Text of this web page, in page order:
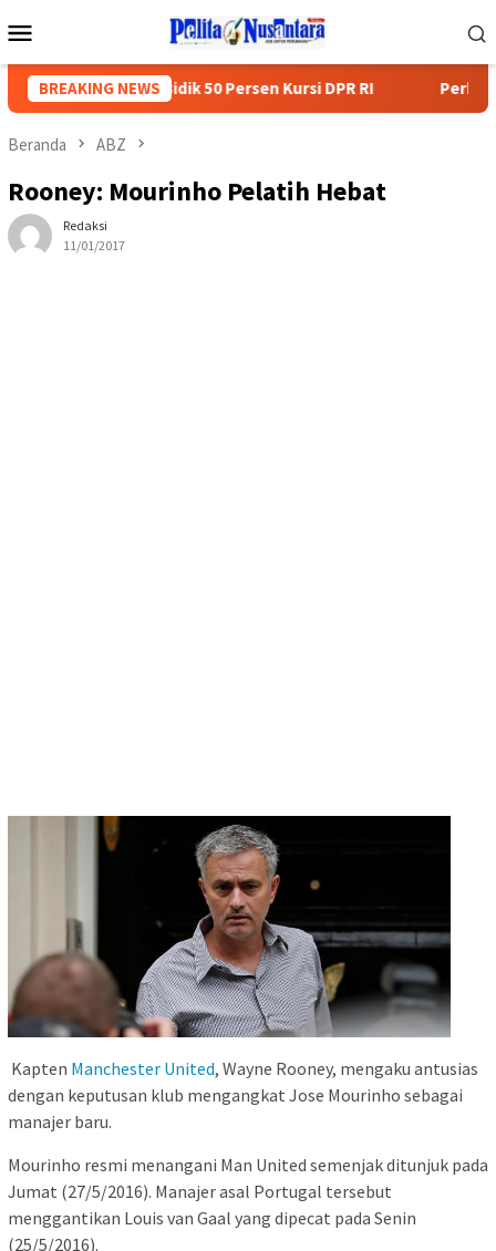
ke
Mobile
BREAKING NEWS
Nazaruddin Bidik 50 Persen Kursi DPR RI Perkim Dan
Beranda ABZ
Rooney: Mourinho Pelatih Hebat
Redaksi
11/01/2017
Kapten Manchester United, Wayne Rooney, mengaku antusias
dengan keputusan klub mengangkat Jose Mourinho sebagai
manajer baru.
Mourinho resmi menangani Man United semenjak ditunjuk pada
Jumat (27/5/2016). Manajer asal Portugal tersebut
menggantikan Louis van Gaal yang dipecat pada Senin
(25/5/2016).